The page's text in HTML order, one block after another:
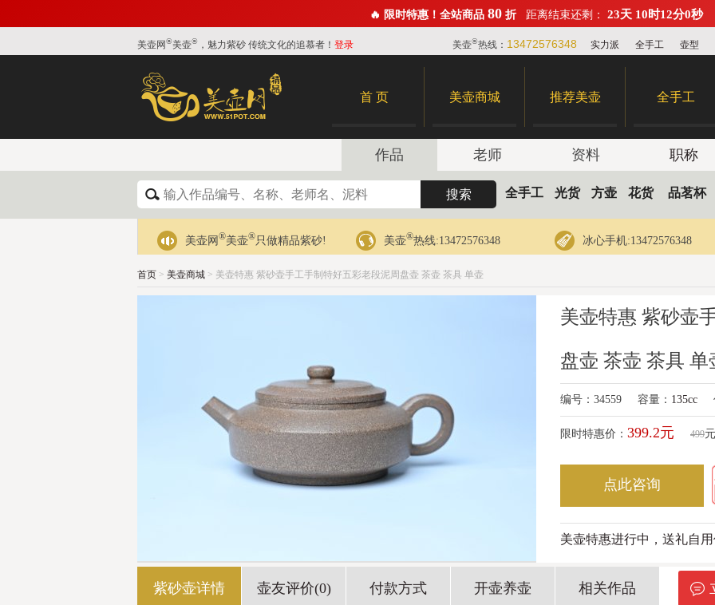
🔥 限时特惠！全站商品 80折距离结束还剩： 23天 10时11分59秒
美壶网®美壶® ，魅力紫砂 传统文化的追慕者！ 登录 壶型
全手工
实力派
美壶®热线： 13472576348
首 页 美壶商城 推荐美壶 全手工
作品 老师 资料 职称
全手工 光货 方壶 花货 品茗杯
美壶网®美壶®只做精品紫砂! 美壶®热线:13472576348 冰心手机:13472576348
首页 > 美壶商城 > 美壶特惠 紫砂壶手工手制特好五彩老段泥周盘壶 茶壶 茶具 单壶
美壶特惠 紫砂壶
盘壶 茶壶 茶具 单
编号：34559 容量： 135cc
限时特惠价： 399.2元 499
点此咨询
美壶特惠进行中，送礼自
紫砂壶详情 壶友评价(0) 付款方式 开壶养壶 相关作品